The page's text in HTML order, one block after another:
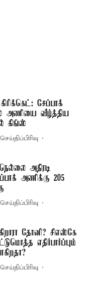
சேப்பாக்
அணியை வீழ்த்திய
கிங்ஸ்
அதிரடி
அணிக்கு 205
தோனி? சிஎஸ்கே
எதிர்பார்ப்பும்